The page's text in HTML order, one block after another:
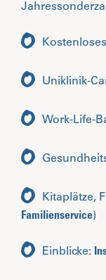
Uniklinik-
Work-Life-
Kitaplätze,
Familienservice)
Einblicke: